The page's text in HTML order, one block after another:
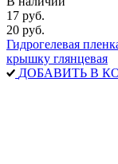
17 руб.
20 руб.
Гидрогелевая
крышку глянцевая
ДОБАВИТЬ В